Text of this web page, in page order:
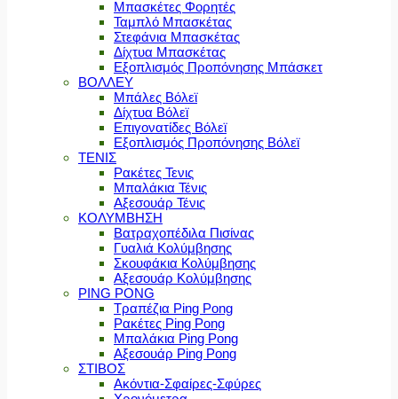
Μπασκέτες Φορητές
Ταμπλό Μπασκέτας
Στεφάνια Μπασκέτας
Δίχτυα Μπασκέτας
Εξοπλισμός Προπόνησης Μπάσκετ
ΒΟΛΛΕΥ
Μπάλες Βόλεϊ
Δίχτυα Βόλεϊ
Επιγονατίδες Βόλεϊ
Εξοπλισμός Προπόνησης Βόλεϊ
ΤΕΝΙΣ
Ρακέτες Τενις
Μπαλάκια Τένις
Αξεσουάρ Τένις
ΚΟΛΥΜΒΗΣΗ
Βατραχοπέδιλα Πισίνας
Γυαλιά Κολύμβησης
Σκουφάκια Κολύμβησης
Αξεσουάρ Κολύμβησης
PING PONG
Τραπέζια Ping Pong
Ρακέτες Ping Pong
Μπαλάκια Ping Pong
Αξεσουάρ Ping Pong
ΣΤΙΒΟΣ
Ακόντια-Σφαίρες-Σφύρες